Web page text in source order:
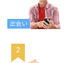
出会い